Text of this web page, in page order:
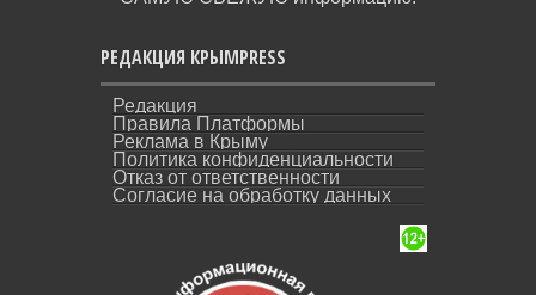
РЕДАКЦИЯ КРЫМPRESS
Редакция
Правила Платформы
Реклама в Крыму
Политика конфиденциальности
Отказ от ответственности
Согласие на обработку данных